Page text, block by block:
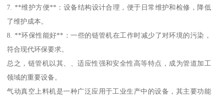
7. **维护方便**：设备结构设计合理，便于日常维护和检修，降低
了维护成本。
8. **环保性能好**：一些的链管机在工作时减少了对环境的污染，
符合现代环保要求。
总之，链管机以其、、适应性强和安全性高等特点，成为管道加工
领域的重要设备。
气动真空上料机是一种广泛应用于工业生产中的设备，其主要功能